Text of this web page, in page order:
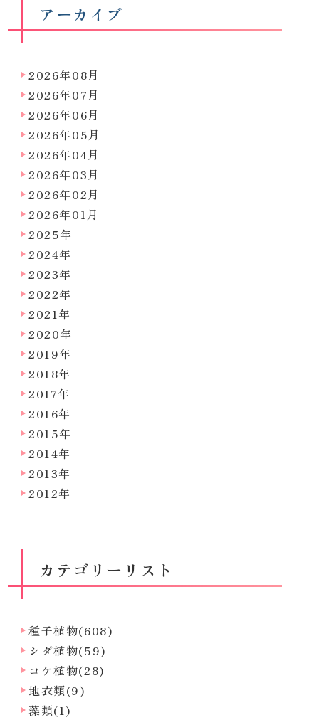
アーカイブ
2026年08月
2026年07月
2026年06月
2026年05月
2026年04月
2026年03月
2026年02月
2026年01月
2025年
2024年
2023年
2022年
2021年
2020年
2019年
2018年
2017年
2016年
2015年
2014年
2013年
2012年
カテゴリーリスト
種子植物(608)
シダ植物(59)
コケ植物(28)
地衣類(9)
藻類(1)